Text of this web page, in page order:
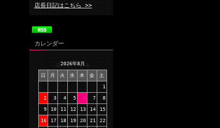
店長日記はこちら >>
カレンダー
＜2026年8月＞
日 月 火 水 木 金 土
1
2 3 4 5 6 7 8
9 10 11 12 13 14 15
16 17 18 19 20 21 22